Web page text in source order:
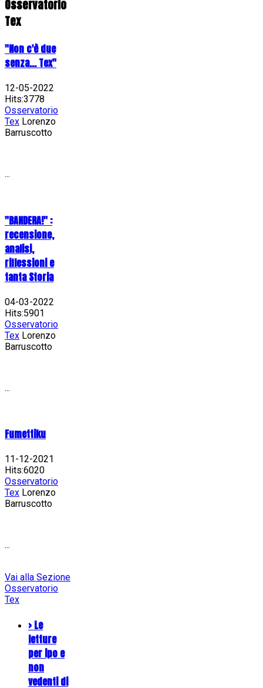
Osservatorio
Tex
"Non c'è due
senza... Tex"
12-05-2022
Hits:3778
Osservatorio
Tex Lorenzo
Barruscotto
...
"BANDERA!" :
recensione,
analisi,
riflessioni e
tanta Storia
04-03-2022
Hits:5901
Osservatorio
Tex Lorenzo
Barruscotto
...
Fumettiku
11-12-2021
Hits:6020
Osservatorio
Tex Lorenzo
Barruscotto
...
Vai alla Sezione
Osservatorio
Tex
> Le
letture
per ipo e
non
vedenti di